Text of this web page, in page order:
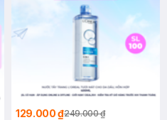
129.000 ₫249.000 ₫